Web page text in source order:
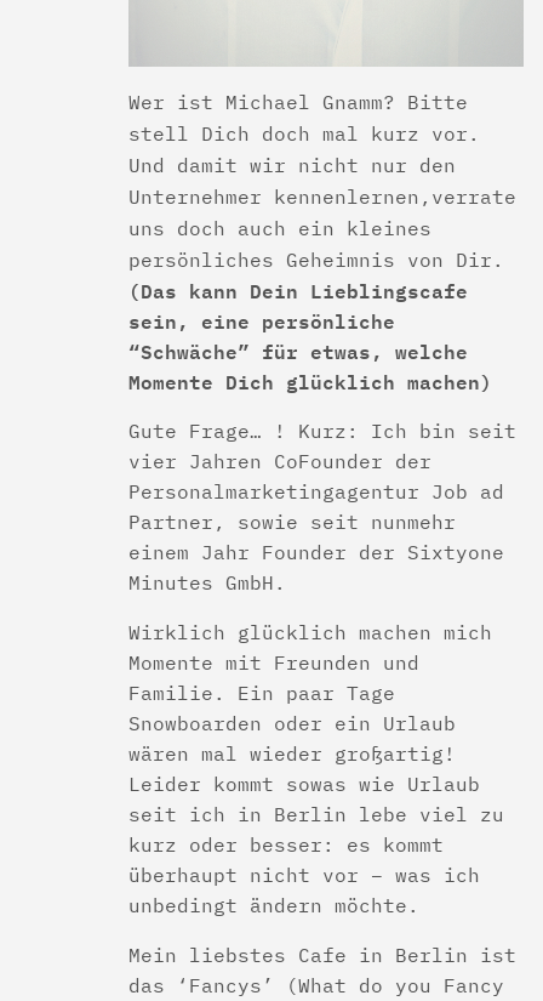
Wer ist Michael Gnamm? Bitte
stell Dich doch mal kurz vor.
Und damit wir nicht nur den
Unternehmer kennenlernen,verrate
uns doch auch ein kleines
persönliches Geheimnis von Dir.
(Das kann Dein Lieblingscafe
sein, eine persönliche
“Schwäche” für etwas, welche
Momente Dich glücklich machen)
Gute Frage… ! Kurz: Ich bin seit
vier Jahren CoFounder der
Personalmarketingagentur Job ad
Partner, sowie seit nunmehr
einem Jahr Founder der Sixtyone
Minutes GmbH.
Wirklich glücklich machen mich
Momente mit Freunden und
Familie. Ein paar Tage
Snowboarden oder ein Urlaub
wären mal wieder großartig!
Leider kommt sowas wie Urlaub
seit ich in Berlin lebe viel zu
kurz oder besser: es kommt
überhaupt nicht vor – was ich
unbedingt ändern möchte.
Mein liebstes Cafe in Berlin ist
das ‘Fancys’ (What do you Fancy